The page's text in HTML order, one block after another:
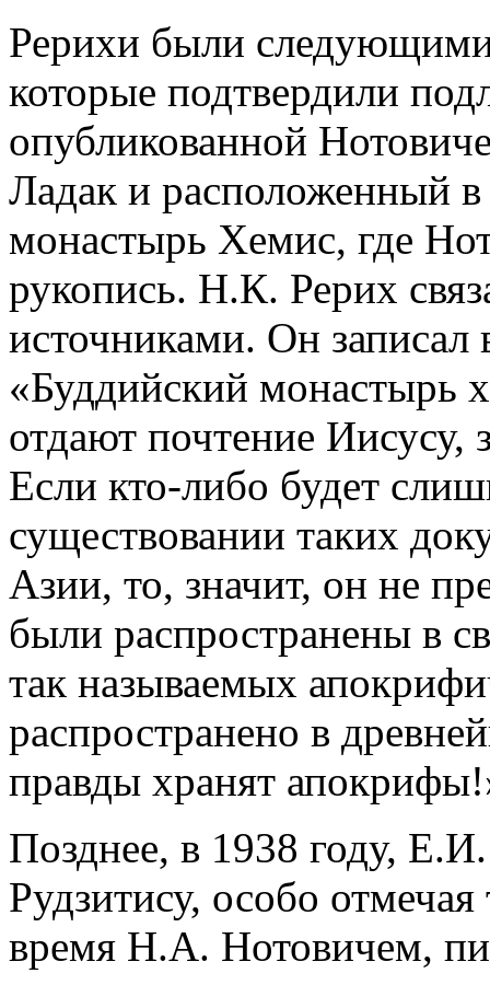
Рерихи были
которые подтвердили
опубликованной
Ладак и расположенный в
монастырь Хемис, где
рукопись. Н.К. Рерих
источниками. Он записал
«Буддийский монастырь
отдают почтение
Если кто-либо будет
существовании таких
Азии, то, значит, он не
были распространены в
так называемых
распространено в
правды хранят
Позднее, в 1938 году,
Рудзитису, особо
время Н.А. Нотовичем,